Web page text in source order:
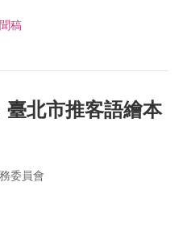
稿
北市推客語繪本
委員會